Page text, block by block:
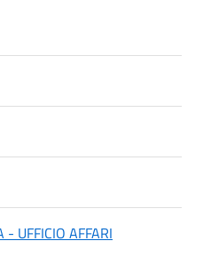
- UFFICIO AFFARI